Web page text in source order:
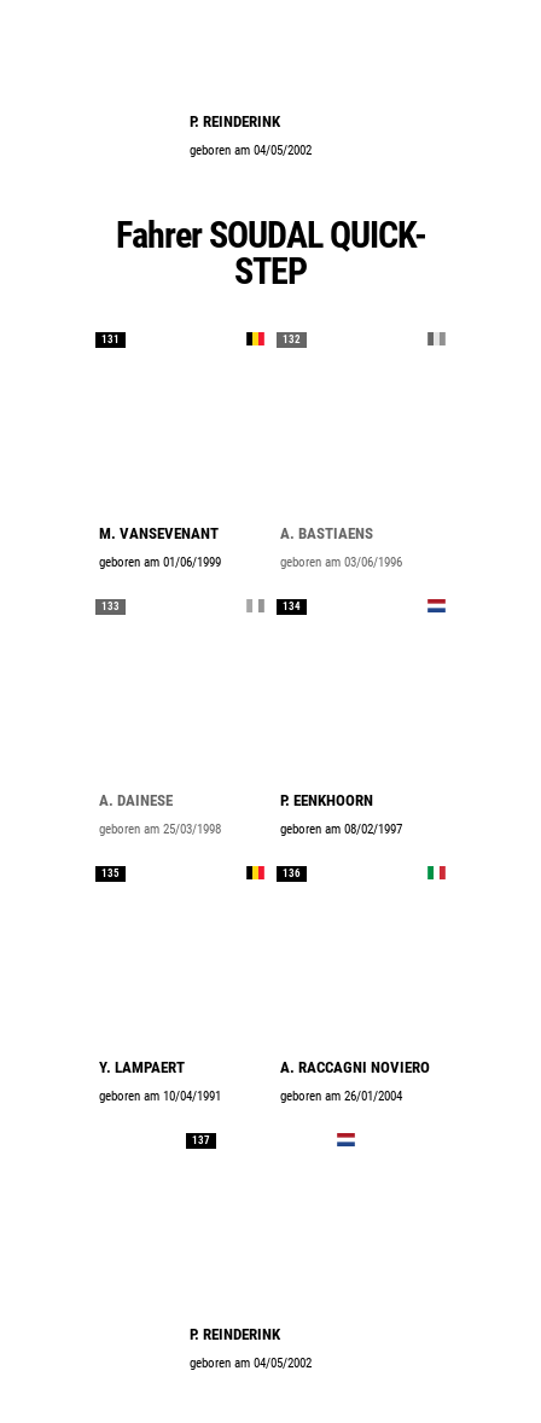
P. REINDERINK
geboren am 04/05/2002
Fahrer SOUDAL QUICK-
STEP
131
M. VANSEVENANT
geboren am 01/06/1999
132
A. BASTIAENS
geboren am 03/06/1996
133
A. DAINESE
geboren am 25/03/1998
134
P. EENKHOORN
geboren am 08/02/1997
135
Y. LAMPAERT
geboren am 10/04/1991
136
A. RACCAGNI NOVIERO
geboren am 26/01/2004
137
P. REINDERINK
geboren am 04/05/2002